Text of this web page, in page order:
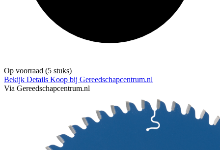
Op voorraad (5 stuks)
Bekijk Details Koop bij Gereedschapcentrum.nl
Via Gereedschapcentrum.nl